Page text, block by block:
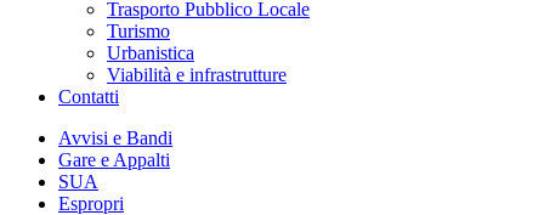
Trasporto Pubblico Locale
Turismo
Urbanistica
Viabilità e infrastrutture
Contatti
Avvisi e Bandi
Gare e Appalti
SUA
Espropri